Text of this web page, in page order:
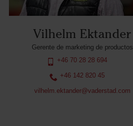
Vilhelm Ektander
Gerente de marketing de productos
+46 70 28 28 694
+46 142 820 45
vilhelm.ektander@vaderstad.com